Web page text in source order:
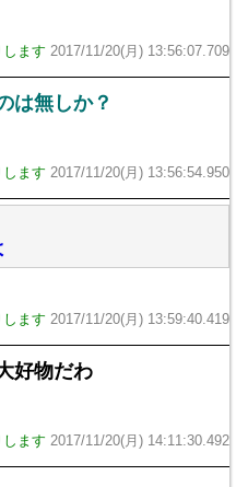
ます 2017/11/20(月) 13:56:07.709
は無しか？
ます 2017/11/20(月) 13:56:54.950
ます 2017/11/20(月) 13:59:40.419
好物だわ
ます 2017/11/20(月) 14:11:30.492